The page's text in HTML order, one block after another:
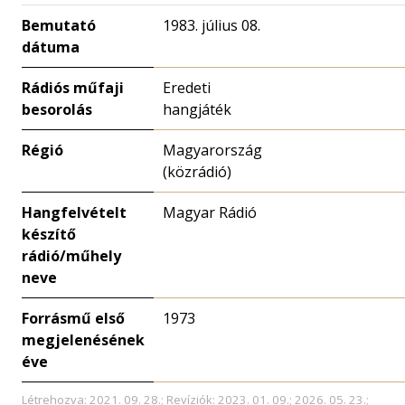
Bemutató
dátuma
1983. július 08.
Rádiós műfaji
besorolás
Eredeti
hangjáték
Régió
Magyarország
(közrádió)
Hangfelvételt
készítő
rádió/műhely
neve
Magyar Rádió
Forrásmű első
megjelenésének
éve
1973
Létrehozva: 2021. 09. 28.; Revíziók: 2023. 01. 09.; 2026. 05. 23.;